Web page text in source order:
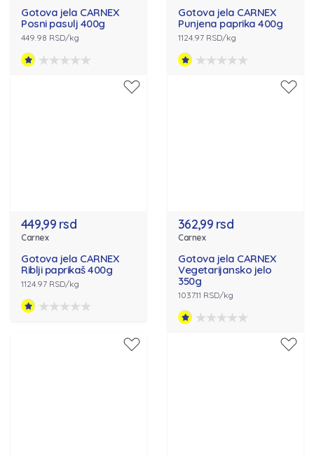
Gotova jela CARNEX
Posni pasulj 400g
449.98 RSD/kg
Gotova jela CARNEX
Punjena paprika 400g
1124.97 RSD/kg
449,99 rsd
Carnex
Gotova jela CARNEX
Riblji paprikaš 400g
1124.97 RSD/kg
362,99 rsd
Carnex
Gotova jela CARNEX
Vegetarijansko jelo
350g
1037.11 RSD/kg